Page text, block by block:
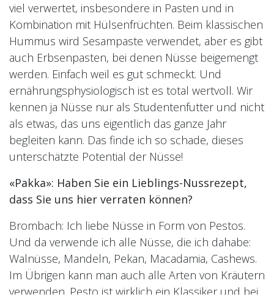
viel verwertet, insbesondere in Pasten und in
Kombination mit Hülsenfrüchten. Beim klassischen
Hummus wird Sesampaste verwendet, aber es gibt
auch Erbsenpasten, bei denen Nüsse beigemengt
werden. Einfach weil es gut schmeckt. Und
ernährungsphysiologisch ist es total wertvoll. Wir
kennen ja Nüsse nur als Studentenfutter und nicht
als etwas, das uns eigentlich das ganze Jahr
begleiten kann. Das finde ich so schade, dieses
unterschätzte Potential der Nüsse!
«Pakka»: Haben Sie ein Lieblings-Nussrezept,
dass Sie uns hier verraten können?
Brombach: Ich liebe Nüsse in Form von Pestos.
Und da verwende ich alle Nüsse, die ich dahabe:
Walnüsse, Mandeln, Pekan, Macadamia, Cashews.
Im Übrigen kann man auch alle Arten von Kräutern
verwenden. Pesto ist wirklich ein Klassiker und bei